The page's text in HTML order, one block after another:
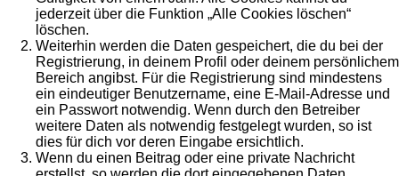
jederzeit über die Funktion „Alle Cookies löschen“
löschen.
Weiterhin werden die Daten gespeichert, die du bei der
Registrierung, in deinem Profil oder deinem persönlichem
Bereich angibst. Für die Registrierung sind mindestens
ein eindeutiger Benutzername, eine E-Mail-Adresse und
ein Passwort notwendig. Wenn durch den Betreiber
weitere Daten als notwendig festgelegt wurden, so ist
dies für dich vor deren Eingabe ersichtlich.
Wenn du einen Beitrag oder eine private Nachricht